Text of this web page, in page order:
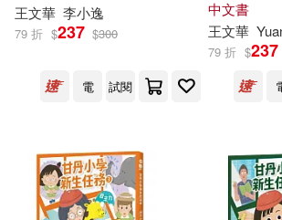
徐潛（主編）(1) 徐瑞蓮(1)
施偉，王文華，王濱，李昕(1)
朱恆夫，聶聖哲（主編）(1)
國父紀念館(1)
國立臺灣大學出版中心(1)
天地出版社(1)
王文華 李小逸
79 折 $237 $300
電 試閱
中文書
王文華
79 折 $237